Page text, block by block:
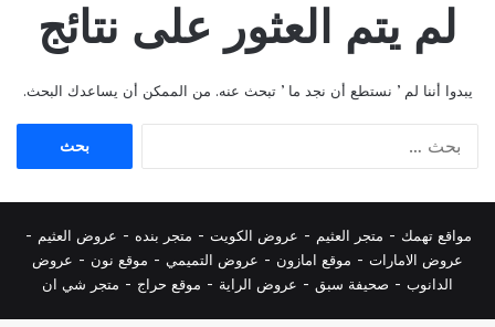
لم يتم العثور على نتائج
يبدوا أننا لم ’ نستطع أن نجد ما ’ تبحث عنه. من الممكن أن يساعدك البحث.
مواقع تهمك - متجر العثيم - عروض الكويت - متجر بنده - عروض العثيم -
عروض الامارات - موقع امازون - عروض التميمي - موقع نون - عروض
الدانوب - صحيفة سبق - عروض الراية - موقع حراج - متجر شي ان